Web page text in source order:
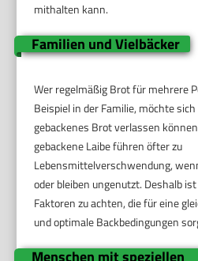
mithalten kann.
Familien und Vielbäcker
Wer regelmäßig Brot für mehrere
Beispiel in der Familie, möchte
gebackenes Brot verlassen
gebackene Laibe führen öfter zu
Lebensmittelverschwendung,
oder bleiben ungenutzt. Deshalb
Faktoren zu achten, die für eine
und optimale Backbedingungen